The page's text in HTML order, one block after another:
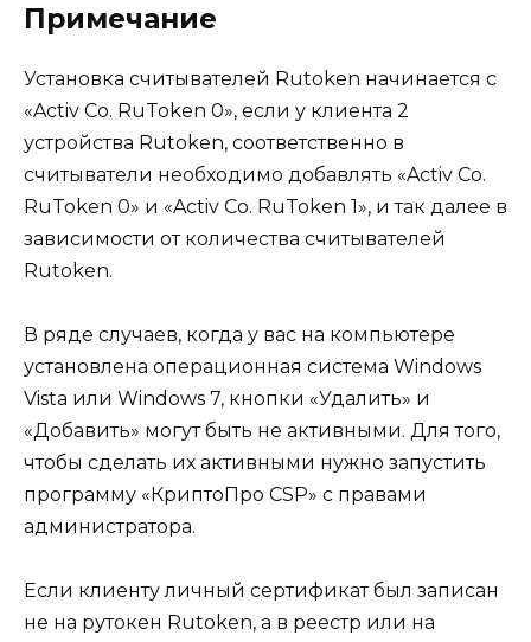
Примечание
Установка считывателей Rutoken начинается с
«Activ Co. RuToken 0», если у клиента 2
устройства Rutoken, соответственно в
считыватели необходимо добавлять «Activ Co.
RuToken 0» и «Activ Co. RuToken 1», и так далее в
зависимости от количества считывателей
Rutoken.
В ряде случаев, когда у вас на компьютере
установлена операционная система Windows
Vista или Windows 7, кнопки «Удалить» и
«Добавить» могут быть не активными. Для того,
чтобы сделать их активными нужно запустить
программу «КриптоПро CSP» с правами
администратора.
Если клиенту личный сертификат был записан
не на рутокен Rutoken, а в реестр или на